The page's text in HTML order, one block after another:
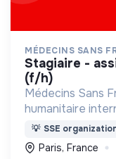
MÉDECINS SANS
stagiaire - assistant.e relations presse
(f/h)
Médecins Sans
humanitaire
médicale à des
menacée.
💡 SSE
Paris, France